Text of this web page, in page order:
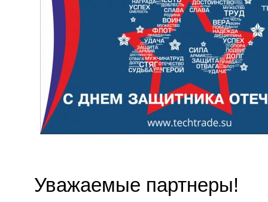
Уважаемые партнеры!